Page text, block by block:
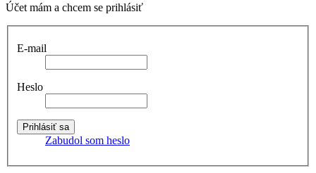
Účet mám a chcem se prihlásiť
E-mail
Heslo
Zabudol som heslo